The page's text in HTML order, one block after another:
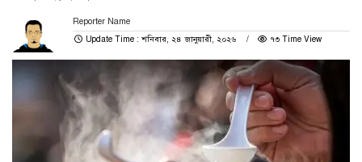
Reporter Name
Update Time : শনিবার, ২৪ জানুয়ারী, ২০২৬
৭৩ Time View